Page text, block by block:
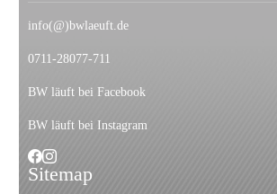
info(@)bwlaeuft.de
0711-28077-711
BW läuft bei Facebook
BW läuft bei Instagram
Sitemap